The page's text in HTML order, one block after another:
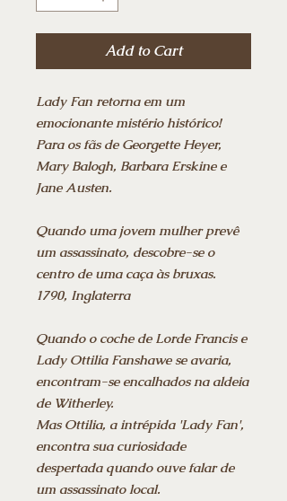
Add to Cart
Lady Fan retorna em um
emocionante mistério histórico!
Para os fãs de Georgette Heyer,
Mary Balogh, Barbara Erskine e
Jane Austen.
Quando uma jovem mulher prevê
um assassinato, descobre-se o
centro de uma caça às bruxas.
1790, Inglaterra
Quando o coche de Lorde Francis e
Lady Ottilia Fanshawe se avaria,
encontram-se encalhados na aldeia
de Witherley.
Mas Ottilia, a intrépida 'Lady Fan',
encontra sua curiosidade
despertada quando ouve falar de
um assassinato local.